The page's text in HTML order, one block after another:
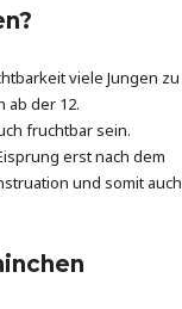
viele Jungen zu
ab der 12.
fruchtbar sein.
erst nach dem
und somit auch